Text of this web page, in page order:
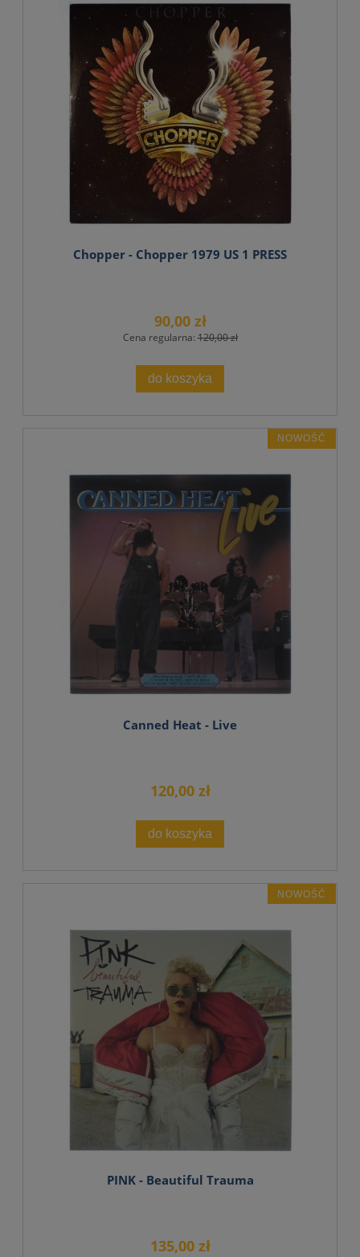
Chopper - Chopper 1979 US 1 PRESS
90,00 zł
Cena regularna:120,00 zł
do koszyka
Canned Heat - Live
120,00 zł
do koszyka
NOWOŚĆ
PINK - Beautiful Trauma
135,00 zł
NOWOŚĆ